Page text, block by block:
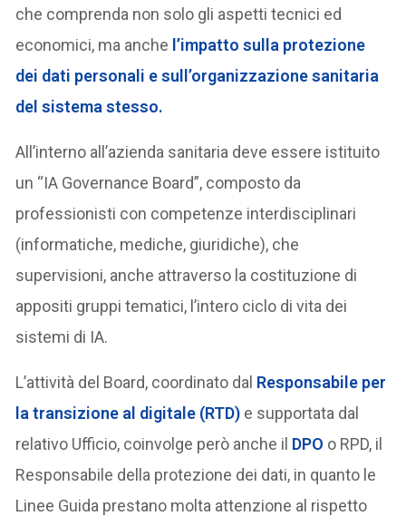
che comprenda non solo gli aspetti tecnici ed
economici, ma anche l’impatto sulla protezione
dei dati personali e sull’organizzazione sanitaria
del sistema stesso.
All’interno all’azienda sanitaria deve essere istituito
un “IA Governance Board”, composto da
professionisti con competenze interdisciplinari
(informatiche, mediche, giuridiche), che
supervisioni, anche attraverso la costituzione di
appositi gruppi tematici, l’intero ciclo di vita dei
sistemi di IA.
L’attività del Board, coordinato dal Responsabile per
la transizione al digitale (RTD) e supportata dal
relativo Ufficio, coinvolge però anche il DPO o RPD, il
Responsabile della protezione dei dati, in quanto le
Linee Guida prestano molta attenzione al rispetto